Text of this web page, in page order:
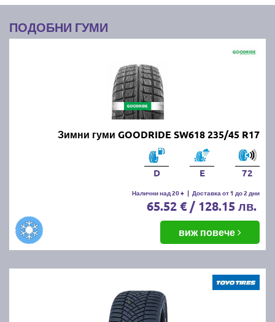
ПОДОБНИ ГУМИ
Зимни гуми GOODRIDE SW618 235/45 R17
D E 72
Налични над 20 + | Доставка от 1 до 2 дни
65.52 € / 128.15 лв.
виж повече